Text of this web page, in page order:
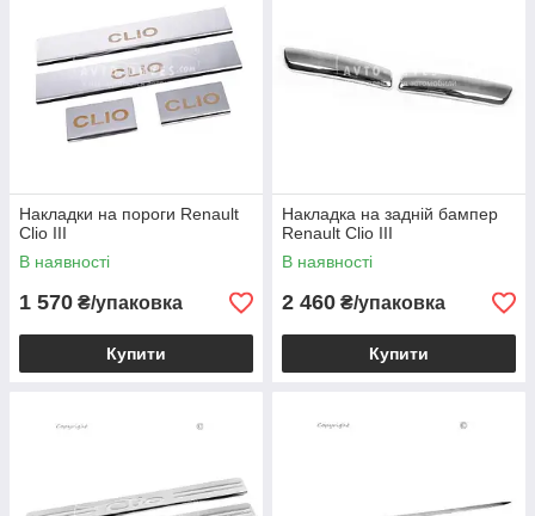
Накладки на пороги Renault
Clio III
В наявності
1 570 ₴/упаковка
Купити
Накладка на задній бампер
Renault Clio III
В наявності
2 460 ₴/упаковка
Купити